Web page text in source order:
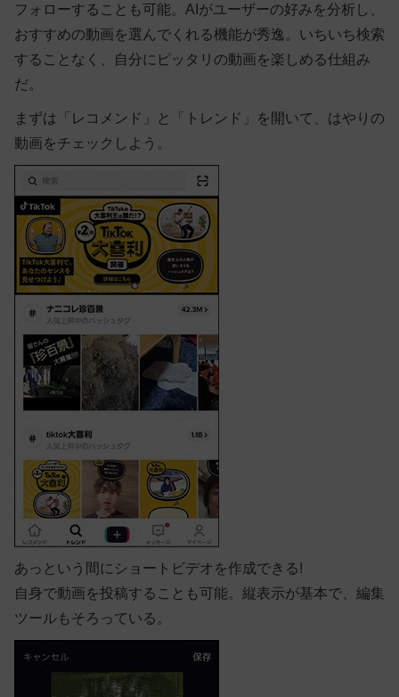
フォローすることも可能。AIがユーザーの好みを分析し、
おすすめの動画を選んでくれる機能が秀逸。いちいち検索
することなく、自分にピッタリの動画を楽しめる仕組み
だ。
まずは「レコメンド」と「トレンド」を開いて、はやりの
動画をチェックしよう。
あっという間にショートビデオを作成できる!
自身で動画を投稿することも可能。縦表示が基本で、編集
ツールもそろっている。